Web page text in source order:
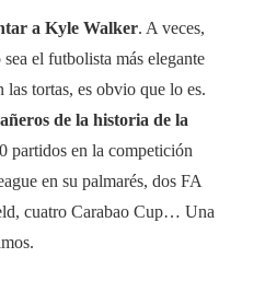
a Kyle Walker. A veces,
el futbolista más elegante
tortas, es obvio que lo es.
de la historia de la
partidos en la competición
en su palmarés, dos FA
cuatro Carabao Cup… Una